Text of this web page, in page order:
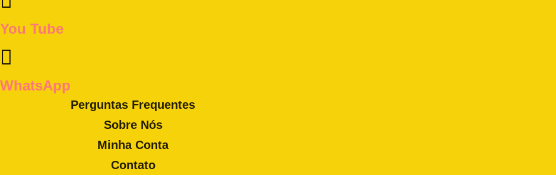
You Tube
WhatsApp
Perguntas Frequentes
Sobre Nós
Minha Conta
Contato